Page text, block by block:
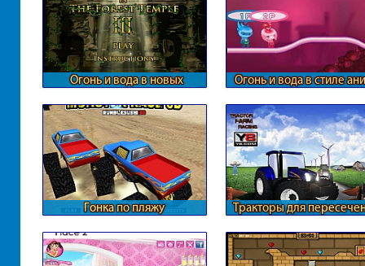
Огонь и вода в новых
Огонь и вода в стиле
Гонка по пляжу
Тракторы для